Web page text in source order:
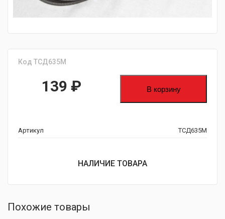
Код ТСД635М
139 ₽ В корзину
Артикул ТСД635М
НАЛИЧИЕ ТОВАРА
Похожие товары